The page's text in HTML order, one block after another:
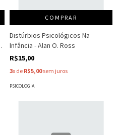
COMPRAR
Distúrbios Psicológicos Na
Infância - Alan O. Ross
R$15,00
3x de R$5,00sem juros
PSICOLOGIA